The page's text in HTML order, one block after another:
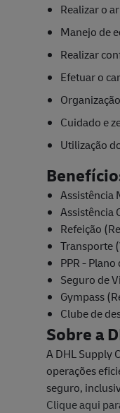
Realizar o
Manejo de
Realizar
Efetuar o
Cuidado e
Utilização
Assistência
Assistência
Refeição
Transporte
PPR -
Seguro de
Gympass
Clube de
Sobre a
A DHL Supply
operações
seguro,
Clique aqui